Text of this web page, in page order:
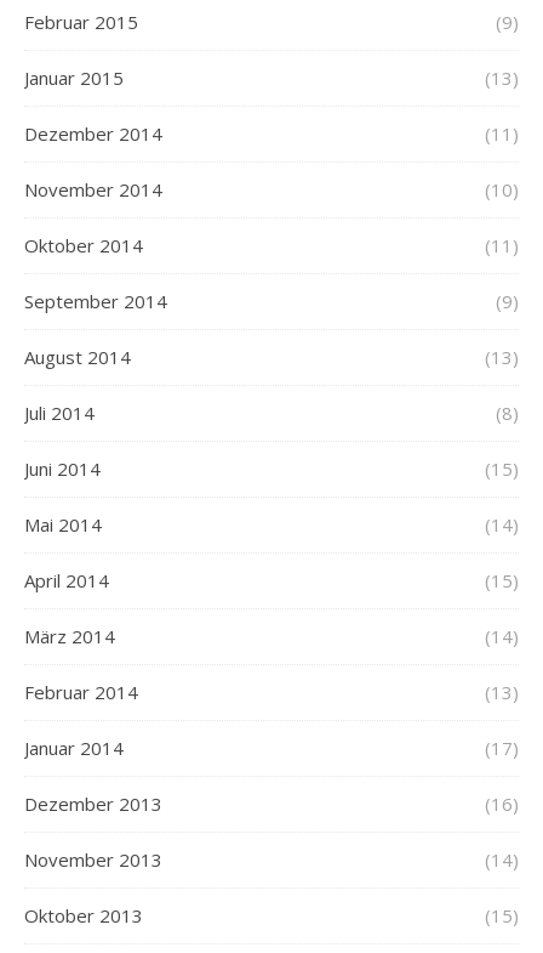
Februar 2015 (9)
Januar 2015 (13)
Dezember 2014 (11)
November 2014 (10)
Oktober 2014 (11)
September 2014 (9)
August 2014 (13)
Juli 2014 (8)
Juni 2014 (15)
Mai 2014 (14)
April 2014 (15)
März 2014 (14)
Februar 2014 (13)
Januar 2014 (17)
Dezember 2013 (16)
November 2013 (14)
Oktober 2013 (15)